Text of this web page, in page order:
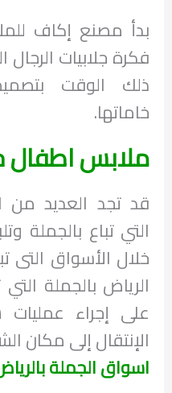
بدأ مصنع إكاف
فكرة جلابيات
ذلك الوقت
خاماتها.
ملابس اطفال
قد تجد العديد من
التي تباع بالجملة
خلال الأسواق التى
الرياض بالجملة
على إجراء
الإنتقال إلى مكان
اسواق الجملة